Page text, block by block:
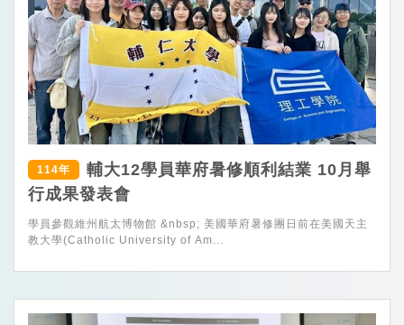
114年
輔大12學員華府暑修順利結業 10月舉
行成果發表會
學員參觀維州航太博物館 &nbsp; 美國華府暑修團日前在美國天主
教大學(Catholic University of Am...